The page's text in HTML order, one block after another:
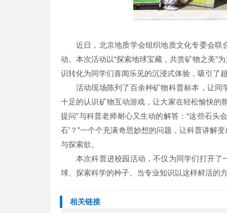
近日，北京地质学会组织地质文化专委会
动。本次活动以“探索地球宝藏，共赏矿物之美”
识转化为同学们喜闻乐见的沉浸式体验，吸引了
活动现场陈列了百余种矿物科普标本，让
十足的认识矿物互动游戏，让大家在轻松愉快的
提问”与科普老师耐心又生动的解答：“这些石头会
石’？”一个个充满奇思妙想的问题，让科普讲解
与探索欲。
本次科普进校园活动，不仅为同学们打开
球、探索科学的种子。当专业知识以这样鲜活的
相关链接